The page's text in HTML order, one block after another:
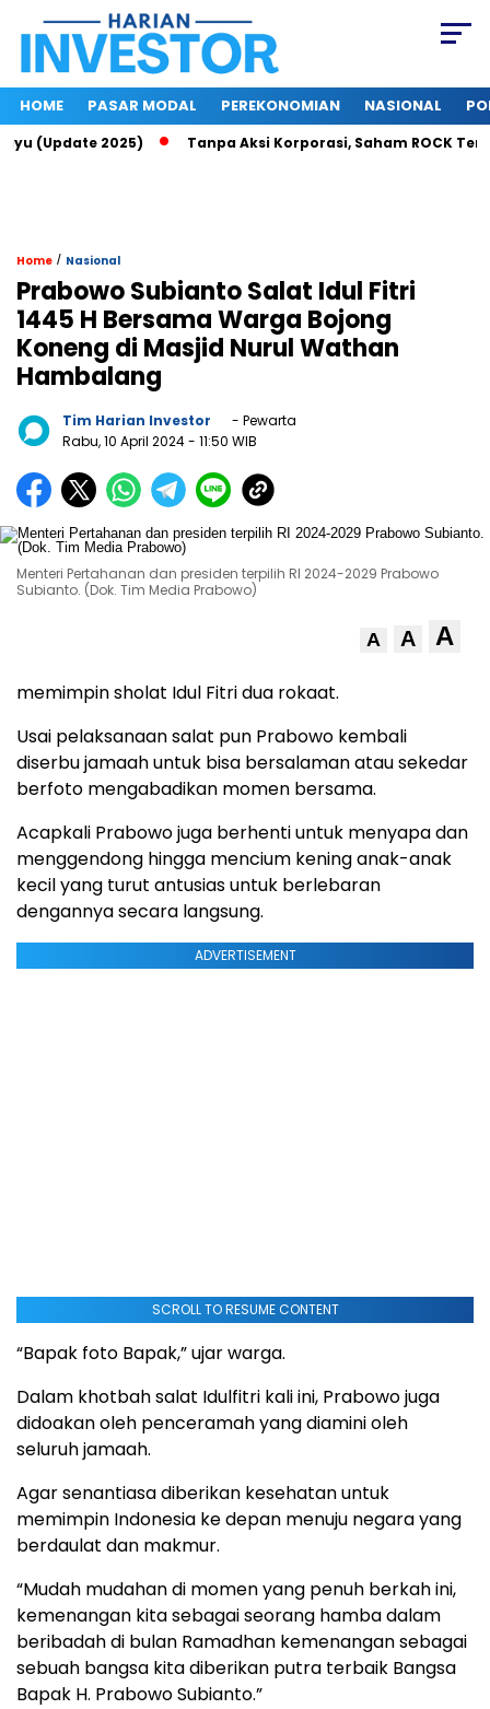
HOME PASAR MODAL PEREKONOMIAN NASIONAL
(Update 2025) Tanpa Aksi Korporasi, Saham ROCK
Home / Nasional
Prabowo Subianto Salat Idul Fitri
1445 H Bersama Warga Bojong
Koneng di Masjid Nurul Wathan
Hambalang
Tim Harian Investor
- Pewarta
Rabu, 10 April 2024- 11:50 WIB
Menteri Pertahanan dan presiden terpilih RI 2024-2029 Prabowo
Subianto. (Dok. Tim Media Prabowo)
A A A
memimpin sholat Idul Fitri dua rokaat.
Usai pelaksanaan salat pun Prabowo kembali
diserbu jamaah untuk bisa bersalaman atau sekedar
berfoto mengabadikan momen bersama.
Acapkali Prabowo juga berhenti untuk menyapa dan
menggendong hingga mencium kening anak-anak
kecil yang turut antusias untuk berlebaran
dengannya secara langsung.
ADVERTISEMENT
SCROLL TO RESUME CONTENT
“Bapak foto Bapak,” ujar warga.
Dalam khotbah salat Idulfitri kali ini, Prabowo juga
didoakan oleh penceramah yang diamini oleh
seluruh jamaah.
Agar senantiasa diberikan kesehatan untuk
memimpin Indonesia ke depan menuju negara yang
berdaulat dan makmur.
“Mudah mudahan di momen yang penuh berkah ini,
kemenangan kita sebagai seorang hamba dalam
beribadah di bulan Ramadhan kemenangan sebagai
sebuah bangsa kita diberikan putra terbaik Bangsa
Bapak H. Prabowo Subianto.”